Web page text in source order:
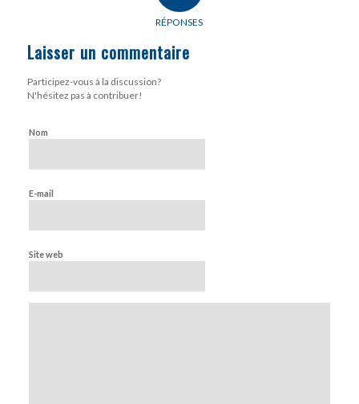
RÉPONSES
Laisser un commentaire
Participez-vous à la discussion?
N'hésitez pas à contribuer!
Nom
E-mail
Site web